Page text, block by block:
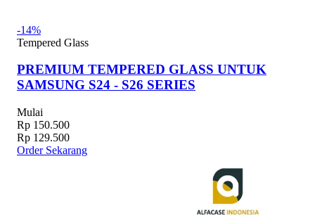
-14%
Tempered Glass
PREMIUM TEMPERED GLASS UNTUK
SAMSUNG S24 - S26 SERIES
Mulai
Rp 150.500
Rp 129.500
Order Sekarang